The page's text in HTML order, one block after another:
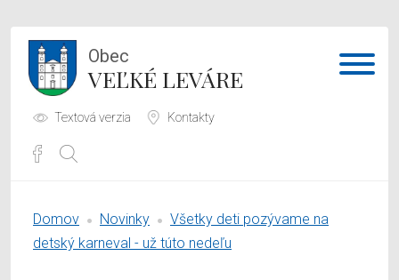
Obec
VEĽKÉ LEVÁRE
Textová verzia Kontakty
Samospráva
Domov Novinky
Všetky deti pozývame na
detský karneval - už túto nedeľu